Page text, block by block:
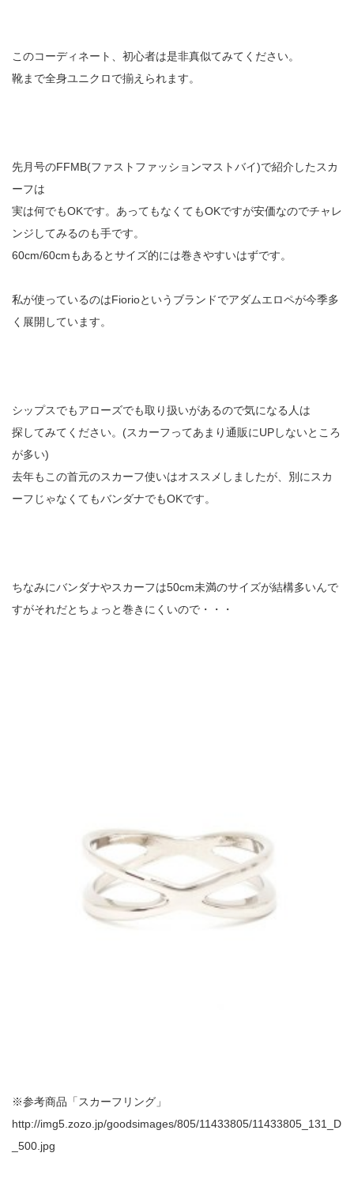
このコーディネート、初心者は是非真似てみてください。
靴まで全身ユニクロで揃えられます。
先月号のFFMB(ファストファッションマストバイ)で紹介したスカ
ーフは
実は何でもOKです。あってもなくてもOKですが安価なのでチャレ
ンジしてみるのも手です。
60cm/60cmもあるとサイズ的には巻きやすいはずです。
私が使っているのはFiorioというブランドでアダムエロペが今季多
く展開しています。
シップスでもアローズでも取り扱いがあるので気になる人は
探してみてください。(スカーフってあまり通販にUPしないところ
が多い)
去年もこの首元のスカーフ使いはオススメしましたが、別にスカ
ーフじゃなくてもバンダナでもOKです。
ちなみにバンダナやスカーフは50cm未満のサイズが結構多いんで
すがそれだとちょっと巻きにくいので・・・
※参考商品「スカーフリング」
http://img5.zozo.jp/goodsimages/805/11433805/11433805_131_D
_500.jpg